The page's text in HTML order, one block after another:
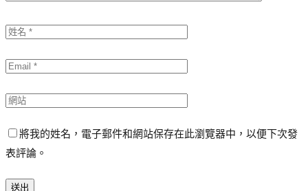
將我的姓名，電子郵件和網站保存在此瀏覽器中，以便下次發
表評論。